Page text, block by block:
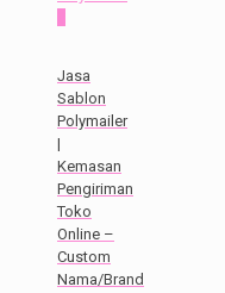
Jasa
Sablon
Polymailer
|
Kemasan
Pengiriman
Toko
Online –
Custom
Nama/Brand